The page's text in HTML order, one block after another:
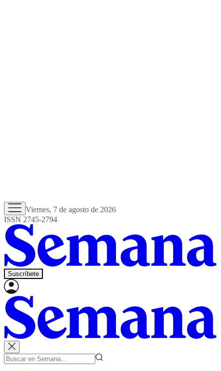
Viernes, 7 de agosto de 2026
ISSN 2745-2794
Suscríbete